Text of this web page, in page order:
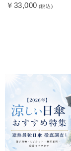
￥33,000 (税込)